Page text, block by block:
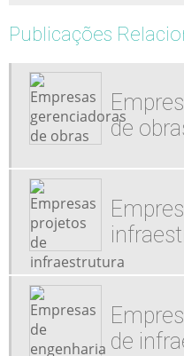
Publicações
de
de